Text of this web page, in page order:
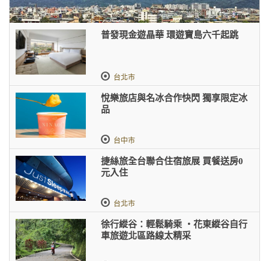
普發現金遊晶華 環遊寶島六千起跳
台北市
悅樂旅店與名冰合作快閃 獨享限定冰
品
台中市
捷絲旅全台聯合住宿旅展 買餐送房0
元入住
台北市
徐行縱谷：輕鬆騎乘 ‧花東縱谷自行
車旅遊北區路線太精采